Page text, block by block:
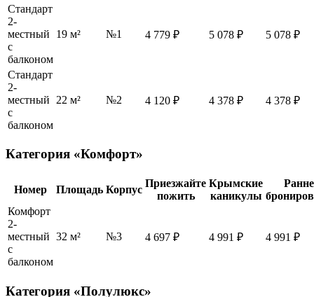
Стандарт
2-
местный
с
балконом
19 м² №1 4 779 ₽ 5 078 ₽ 5 078 ₽
Стандарт
2-
местный
с
балконом
22 м² №2 4 120 ₽ 4 378 ₽ 4 378 ₽
Категория «Комфорт»
Номер Площадь Корпус
Приезжайте
пожить
Крымские
каникулы
Комфорт
2-
местный
с
балконом
32 м² №3 4 697 ₽ 4 991 ₽ 4 991 ₽
Категория «Полулюкс»